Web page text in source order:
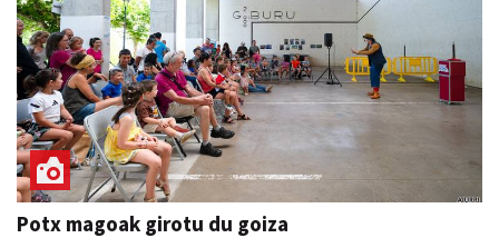
Potx magoak girotu du goiza